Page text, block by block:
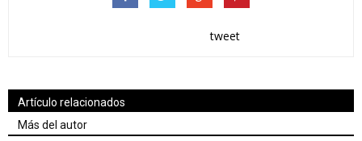
tweet
Artículo relacionados
Más del autor